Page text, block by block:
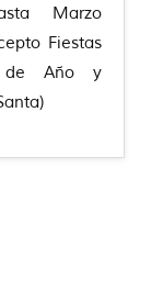
Marzo
Fiestas
Año y